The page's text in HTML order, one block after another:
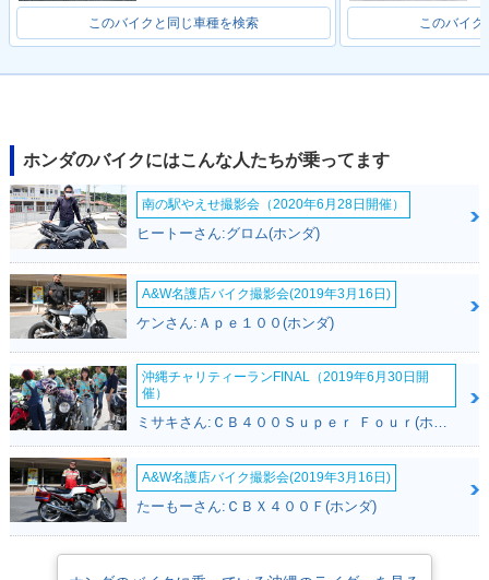
チェンジ
このバイクと同じ車種を検索 このバイク
ホンダのバイクにはこんな人たちが乗ってます
南の駅やえせ撮影会（2020年6月28日開催）
ヒートーさん:グロム(ホンダ)
A&W名護店バイク撮影会(2019年3月16日)
ケンさん:Ａｐｅ１００(ホンダ)
沖縄チャリティーランFINAL（2019年6月30日開
催）
ミサキさん:ＣＢ４００Ｓｕｐｅｒ Ｆｏｕｒ(ホンダ)
A&W名護店バイク撮影会(2019年3月16日)
たーもーさん:ＣＢＸ４００Ｆ(ホンダ)